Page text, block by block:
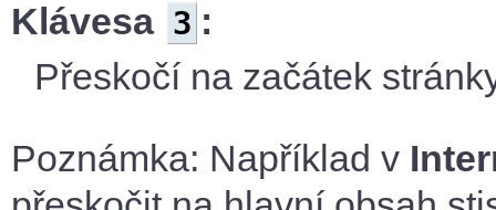
Klávesa 3 :
Přeskočí na začátek
Poznámka: Například v